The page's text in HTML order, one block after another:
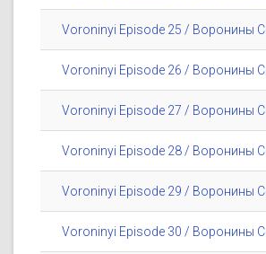
Voroninyi Episode 25 / Воронины
Voroninyi Episode 26 / Воронины
Voroninyi Episode 27 / Воронины
Voroninyi Episode 28 / Воронины
Voroninyi Episode 29 / Воронины
Voroninyi Episode 30 / Воронины